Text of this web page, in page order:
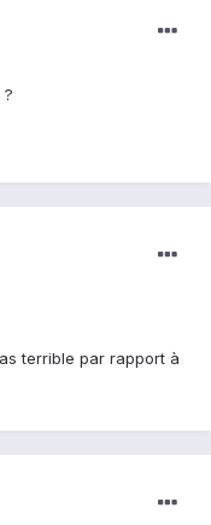
terrible par rapport à